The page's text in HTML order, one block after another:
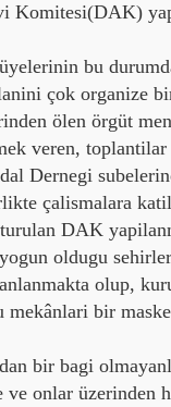
Komitesi(DAK)
bu
çok organize
ölen örgüt
veren,
Dernegi
çalismalara
DAK
oldugu
olup,
mekânlari bir
bir bagi
onlar üzerinden